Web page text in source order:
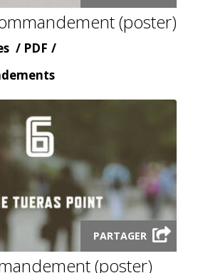
modal
(poster)
Content
PDF
Launch
audio
modal
PARTAGER
(poster)